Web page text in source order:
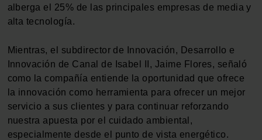
alberga el 25% de las principales empresas de media y
alta tecnología.
Mientras, el subdirector de Innovación, Desarrollo e
Innovación de Canal de Isabel II, Jaime Flores, señaló
como la compañía entiende la oportunidad que ofrece
la innovación como herramienta para ofrecer un mejor
servicio a sus clientes y para continuar reforzando
nuestra apuesta por el cuidado ambiental,
especialmente desde el punto de vista energético.